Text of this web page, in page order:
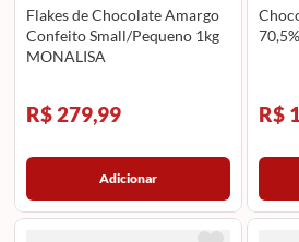
Flakes de Chocolate Amargo
Confeito Small/Pequeno 1kg
MONALISA
R$ 279,99
Adicionar
R$